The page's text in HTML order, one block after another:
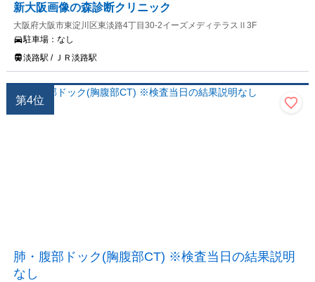
新大阪画像の森診断クリニック
大阪府大阪市東淀川区東淡路4丁目30-2イーズメディテラスⅡ3F
駐車場： なし
淡路駅 / ＪＲ淡路駅
第4位
肺・腹部ドック(胸腹部CT) ※検査当日の結果説明
なし